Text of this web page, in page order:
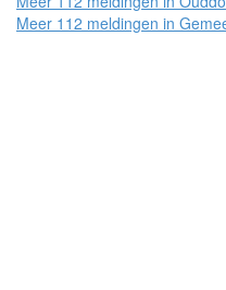
Meer 112 meldingen in